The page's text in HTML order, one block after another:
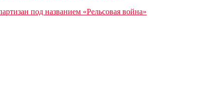
под названием «Рельсовая война»